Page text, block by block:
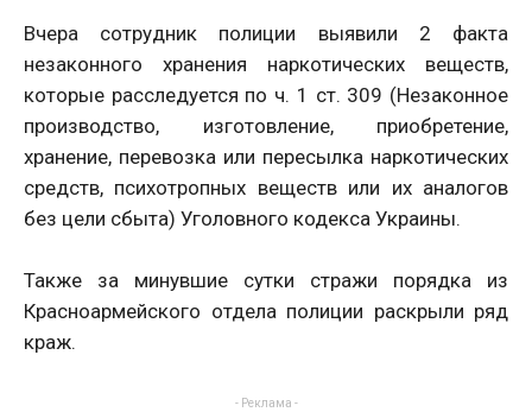
Вчера сотрудник полиции выявили 2 факта
незаконного хранения наркотических веществ,
которые расследуется по ч. 1 ст. 309 (Незаконное
производство, изготовление, приобретение,
хранение, перевозка или пересылка наркотических
средств, психотропных веществ или их аналогов
без цели сбыта) Уголовного кодекса Украины.
Также за минувшие сутки стражи порядка из
Красноармейского отдела полиции раскрыли ряд
краж.
- Реклама -